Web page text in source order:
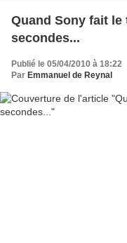
Quand Sony fait le
secondes...
Publié le 05/04/2010 à 18:22
Par Emmanuel de Reynal